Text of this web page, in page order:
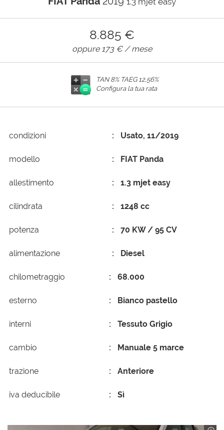
8.885 €
oppure 173 €/ mese
TAN 8% TAEG 12,56%
Configura la tua rata
condizioni Usato, 11/2019
modello FIAT Panda
allestimento 1.3 mjet easy
cilindrata 1248 cc
potenza 70 KW / 95 CV
alimentazione Diesel
chilometraggio 68.000
esterno Bianco pastello
interni Tessuto Grigio
cambio Manuale 5 marce
trazione Anteriore
iva deducibile Sì